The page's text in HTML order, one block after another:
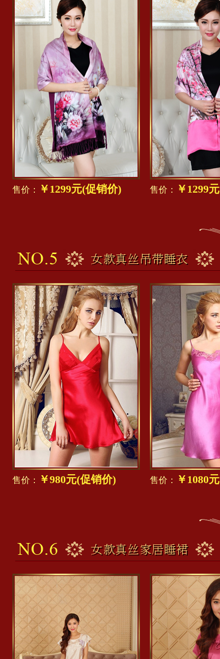
售价： ￥1299元(促销价) 售价： ￥1299
售价： ￥980元(促销价) 售价： ￥1080